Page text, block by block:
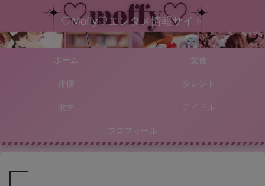
♡Moffy♡エンタメ情報サイト
ホーム 女優
俳優 タレント
歌手 アイドル
プロフィール